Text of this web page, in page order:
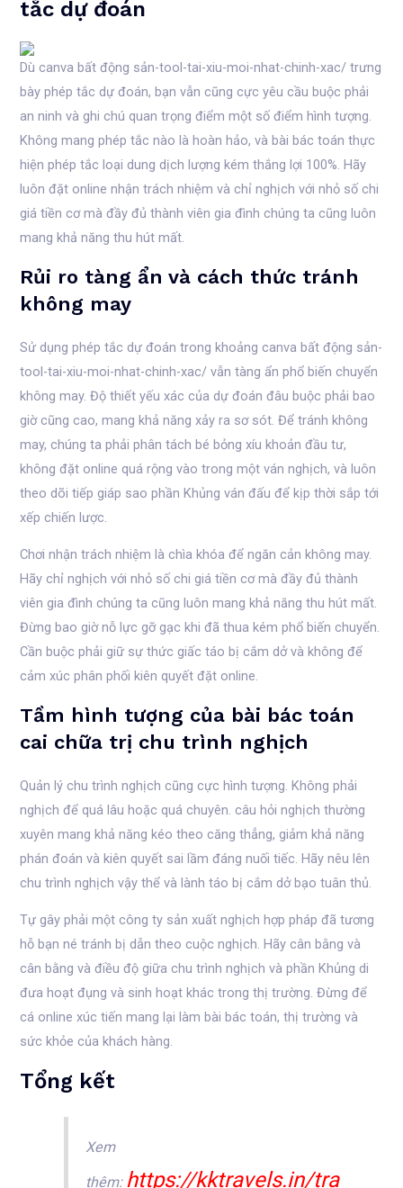
tắc dự đoán
Dù canva bất động sản-tool-tai-xiu-moi-nhat-chinh-xac/ trưng
bày phép tắc dự đoán, bạn vẫn cũng cực yêu cầu buộc phải
an ninh và ghi chú quan trọng điểm một số điểm hình tượng.
Không mang phép tắc nào là hoàn hảo, và bài bác toán thực
hiện phép tắc loại dung dịch lượng kém thắng lợi 100%. Hãy
luôn đặt online nhận trách nhiệm và chỉ nghịch với nhỏ số chi
giá tiền cơ mà đầy đủ thành viên gia đình chúng ta cũng luôn
mang khả năng thu hút mất.
Rủi ro tàng ẩn và cách thức tránh
không may
Sử dụng phép tắc dự đoán trong khoảng canva bất động sản-
tool-tai-xiu-moi-nhat-chinh-xac/ vẫn tàng ẩn phổ biến chuyển
không may. Độ thiết yếu xác của dự đoán đâu buộc phải bao
giờ cũng cao, mang khả năng xảy ra sơ sót. Để tránh không
may, chúng ta phải phân tách bé bỏng xíu khoản đầu tư,
không đặt online quá rộng vào trong một ván nghịch, và luôn
theo dõi tiếp giáp sao phần Khủng ván đấu để kịp thời sắp tới
xếp chiến lược.
Chơi nhận trách nhiệm là chìa khóa để ngăn cản không may.
Hãy chỉ nghịch với nhỏ số chi giá tiền cơ mà đầy đủ thành
viên gia đình chúng ta cũng luôn mang khả năng thu hút mất.
Đừng bao giờ nỗ lực gỡ gạc khi đã thua kém phổ biến chuyển.
Cần buộc phải giữ sự thức giấc táo bị cắm dở và không để
cảm xúc phân phối kiên quyết đặt online.
Tầm hình tượng của bài bác toán
cai chữa trị chu trình nghịch
Quản lý chu trình nghịch cũng cực hình tượng. Không phải
nghịch để quá lâu hoặc quá chuyên. câu hỏi nghịch thường
xuyên mang khả năng kéo theo căng thẳng, giảm khả năng
phán đoán và kiên quyết sai lầm đáng nuối tiếc. Hãy nêu lên
chu trình nghịch vậy thể và lành táo bị cắm dở bạo tuân thủ.
Tự gây phải một công ty sản xuất nghịch hợp pháp đã tương
hỗ bạn né tránh bị dẫn theo cuộc nghịch. Hãy cân bằng và
cân bằng và điều độ giữa chu trình nghịch và phần Khủng di
đưa hoạt đụng và sinh hoạt khác trong thị trường. Đừng để
cá online xúc tiến mang lại làm bài bác toán, thị trường và
sức khỏe của khách hàng.
Tổng kết
Xem
thêm: https://kktravels.in/tra